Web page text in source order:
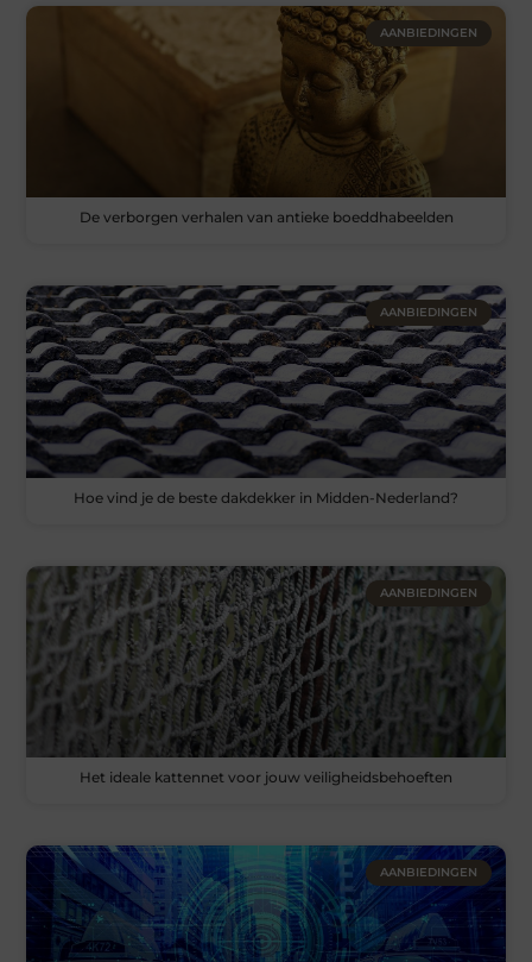
AANBIEDINGEN
De verborgen verhalen van antieke boeddhabeelden
AANBIEDINGEN
Hoe vind je de beste dakdekker in Midden-Nederland?
AANBIEDINGEN
Het ideale kattennet voor jouw veiligheidsbehoeften
AANBIEDINGEN